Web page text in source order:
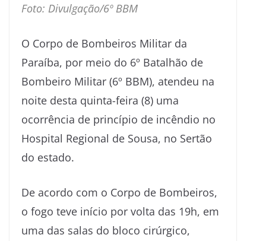
Foto: Divulgação/6º BBM
O Corpo de Bombeiros Militar da
Paraíba, por meio do 6º Batalhão de
Bombeiro Militar (6º BBM), atendeu na
noite desta quinta-feira (8) uma
ocorrência de princípio de incêndio no
Hospital Regional de Sousa, no Sertão
do estado.
De acordo com o Corpo de Bombeiros,
o fogo teve início por volta das 19h, em
uma das salas do bloco cirúrgico,